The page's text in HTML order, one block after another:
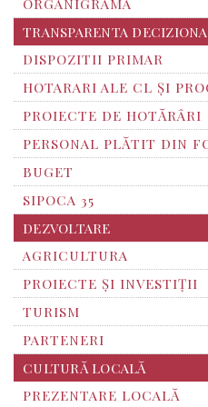
TRANSPARENTA
DISPOZITII PRIMAR
HOTARARI ALE CL ȘI
PROIECTE DE HOTĂRÂRI
PERSONAL PLĂTIT DIN
BUGET
SIPOCA 35
DEZVOLTARE
AGRICULTURA
PROIECTE ȘI INVESTIȚII
TURISM
PARTENERI
CULTURĂ LOCALĂ
PREZENTARE LOCALĂ